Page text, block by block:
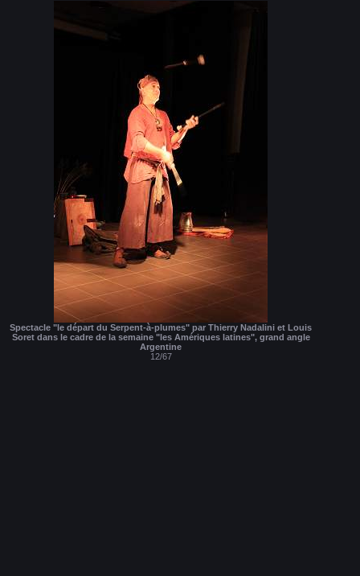
Spectacle "le départ du Serpent-à-plumes" par Thierry Nadalini et Louis
Soret dans le cadre de la semaine "les Amériques latines", grand angle
Argentine
12/67